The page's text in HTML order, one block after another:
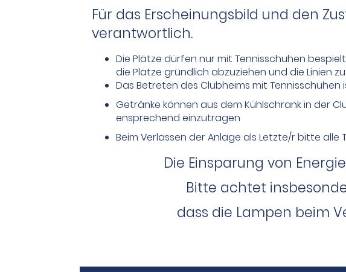
Für das Erscheinungsbild und den
verantwortlich.
Die Plätze dürfen nur mit Tennisschuhen
die Plätze gründlich abzuziehen und die Linien
Das Betreten des Clubheims mit
Getränke können aus dem Kühlschrank in der
ensprechend einzutragen
Beim Verlassen der Anlage als Letzte/r bitte alle
Die Einsparung von
Bitte achtet
dass die Lampen beim